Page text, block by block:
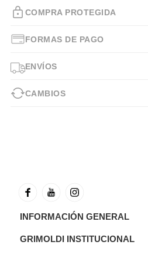
COMPRA PROTEGIDA
FORMAS DE PAGO
ENVÍOS
CAMBIOS
INFORMACIÓN GENERAL
GRIMOLDI INSTITUCIONAL